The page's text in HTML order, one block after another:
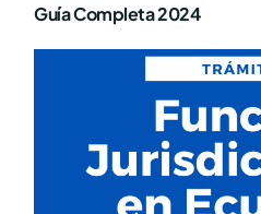
Guía Completa 2024